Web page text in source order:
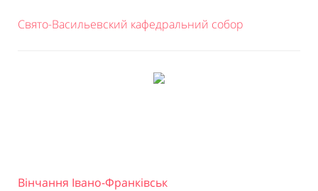
Свято-Васильевский кафедральний собор
Вінчання Івано-Франківськ